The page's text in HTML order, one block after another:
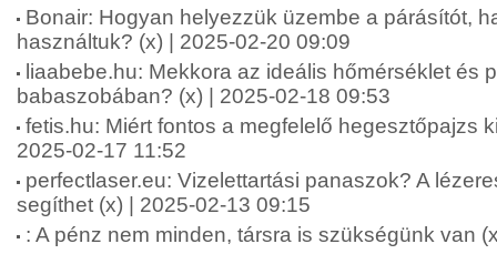
Bonair: Hogyan helyezzük üzembe a párásítót,
használtuk? (x) | 2025-02-20 09:09
liaabebe.hu: Mekkora az ideális hőmérséklet és
babaszobában? (x) | 2025-02-18 09:53
fetis.hu: Miért fontos a megfelelő hegesztőpajzs
2025-02-17 11:52
perfectlaser.eu: Vizelettartási panaszok? A
segíthet (x) | 2025-02-13 09:15
: A pénz nem minden, társra is szükségünk van